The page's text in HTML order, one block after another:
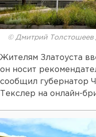
© Дмитрий Толстошеев
Жителям Златоуста
он носит
сообщил губернатор
Текслер на онлайн-